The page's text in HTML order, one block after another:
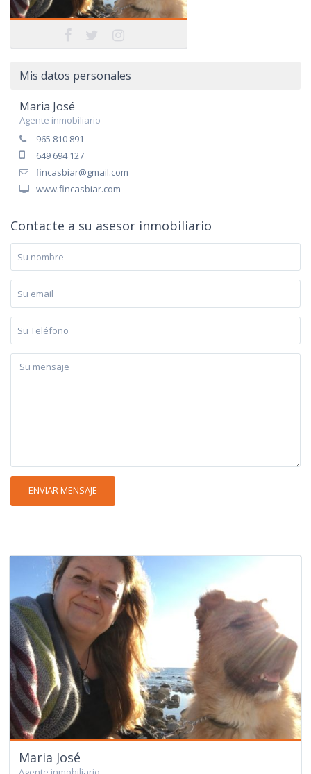
Mis datos personales
Maria José
Agente inmobiliario
965 810 891
649 694 127
fincasbiar@gmail.com
www.fincasbiar.com
Contacte a su asesor inmobiliario
Maria José